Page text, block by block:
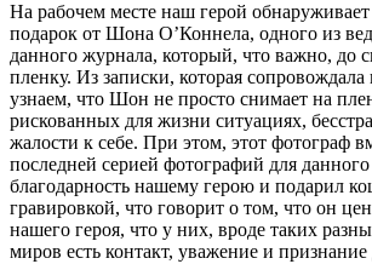
На рабочем месте наш герой
подарок от Шона О’Коннела, одного из
данного журнала, который, что важно, до
пленку. Из записки, которая
узнаем, что Шон не просто снимает на
рискованных для жизни ситуациях,
жалости к себе. При этом, этот фотограф
последней серией фотографий для
благодарность нашему герою и подарил
гравировкой, что говорит о том, что он
нашего героя, что у них, вроде таких
миров есть контакт, уважение и признание